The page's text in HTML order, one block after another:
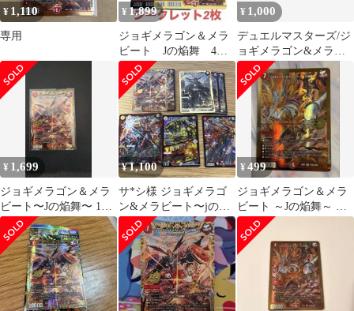
¥ 1,110
専用
¥ 1,899
ジョギメラゴン＆メラ
ビート Jの焔舞 4枚
セット 2枚シークレッ
ト 金枠
¥ 1,000
デュエルマスターズ/ジ
ョギメラゴン&メラビ
ートＪの焔舞2枚 (内一
枚シークレット
¥ 1,699
ジョギメラゴン＆メラ
ビート〜Jの焔舞〜 1枚
超秘 シークレット
¥1,100
サ*シ様 ジョギメラゴ
ン&メラビート〜jの焔
舞〜 シークレット 2
枚 スロットン
¥499
ジョギメラゴン＆メラ
ビート ～Jの焔舞～ 金
シークレット シク